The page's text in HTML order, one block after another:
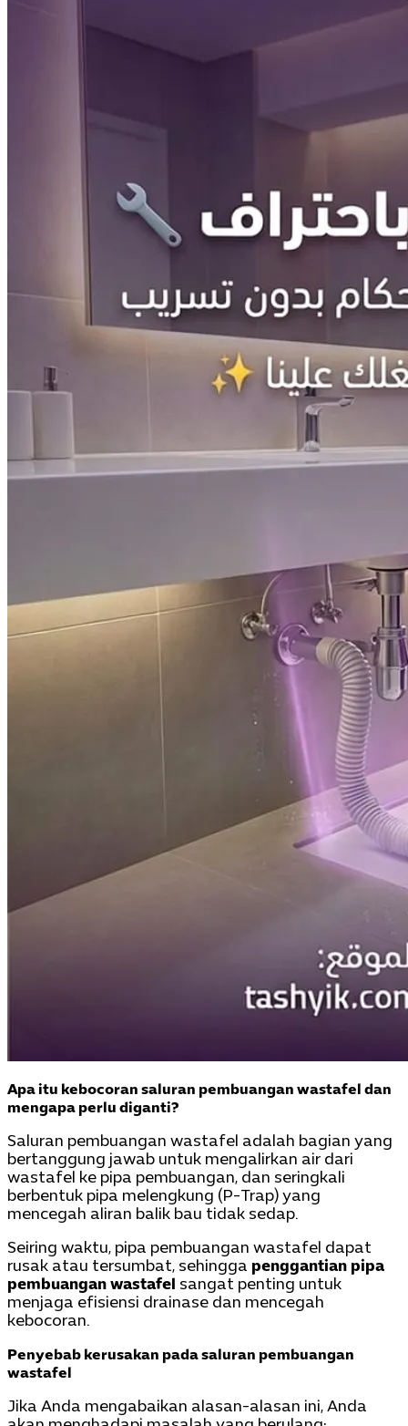
Apa itu kebocoran saluran pembuangan wastafel dan
mengapa perlu diganti?
Saluran pembuangan wastafel adalah bagian yang
bertanggung jawab untuk mengalirkan air dari
wastafel ke pipa pembuangan, dan seringkali
berbentuk pipa melengkung (P-Trap) yang
mencegah aliran balik bau tidak sedap.
Seiring waktu, pipa pembuangan wastafel dapat
rusak atau tersumbat, sehingga penggantian pipa
pembuangan wastafel sangat penting untuk
menjaga efisiensi drainase dan mencegah
kebocoran.
Penyebab kerusakan pada saluran pembuangan
wastafel
Jika Anda mengabaikan alasan-alasan ini, Anda